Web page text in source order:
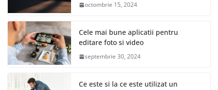
octombrie 15, 2024
Cele mai bune aplicatii pentru
editare foto si video
septembrie 30, 2024
Ce este si la ce este utilizat un